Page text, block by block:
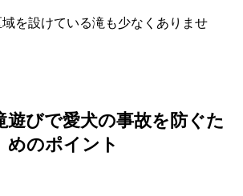
を設けている滝も少なくありませ
遊びで愛犬の事故を防ぐた
めのポイント